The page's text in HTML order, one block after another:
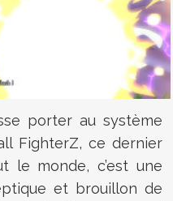
porter au système
FighterZ, ce dernier
le monde, c’est une
et brouillon de